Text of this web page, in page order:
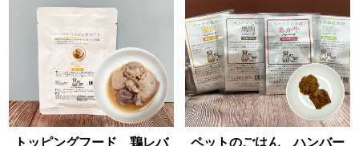
トッピングフード 鶏レバ
ペットのごはん ハンバー